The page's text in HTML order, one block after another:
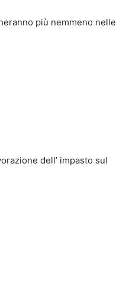
più nemmeno nelle
dell’ impasto sul